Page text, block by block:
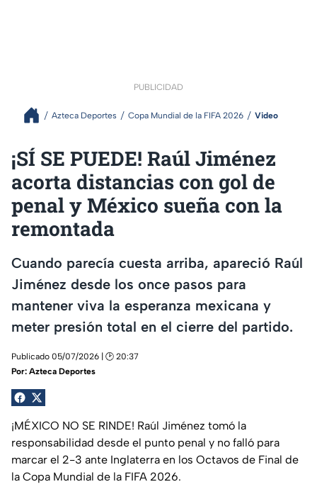
PUBLICIDAD
Azteca Deportes Copa Mundial de la FIFA 2026 Video
¡SÍ SE PUEDE! Raúl Jiménez
acorta distancias con gol de
penal y México sueña con la
remontada
Cuando parecía cuesta arriba, apareció Raúl
Jiménez desde los once pasos para
mantener viva la esperanza mexicana y
meter presión total en el cierre del partido.
Publicado 05/07/2026 | 🕑 20:37
Por: Azteca Deportes
¡MÉXICO NO SE RINDE! Raúl Jiménez tomó la
responsabilidad desde el punto penal y no falló para
marcar el 2-3 ante Inglaterra en los Octavos de Final de
la Copa Mundial de la FIFA 2026.